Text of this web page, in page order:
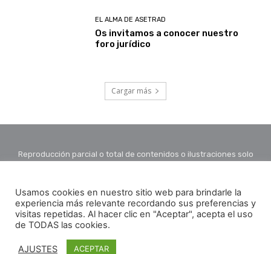
EL ALMA DE ASETRAD
Os invitamos a conocer nuestro
foro jurídico
Cargar más
Reproducción parcial o total de contenidos o ilustraciones solo
© Copyright - La Linterna del Traductor
Usamos cookies en nuestro sitio web para brindarle la
experiencia más relevante recordando sus preferencias y
visitas repetidas. Al hacer clic en "Aceptar", acepta el uso
de TODAS las cookies.
AJUSTES ACEPTAR